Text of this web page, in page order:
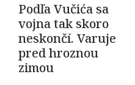
Podľa Vučića sa
vojna tak skoro
neskončí. Varuje
pred hroznou
zimou